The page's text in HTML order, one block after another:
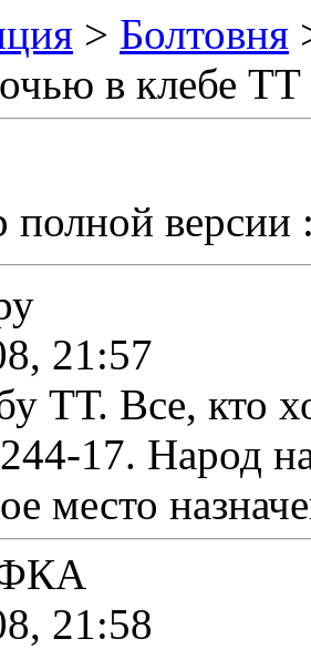
> Болтовня
в клебе ТТ
полной
21:57
ТТ. Все, кто
17. Народ
место
21:58